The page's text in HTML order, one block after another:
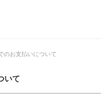
のお支払いについて
いて